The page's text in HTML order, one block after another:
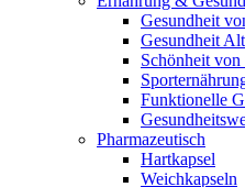
Gesundheit
Gesundheit
Schönheit von
Funktionelle
Pharmazeutisch
Hartkapsel
Weichkapseln